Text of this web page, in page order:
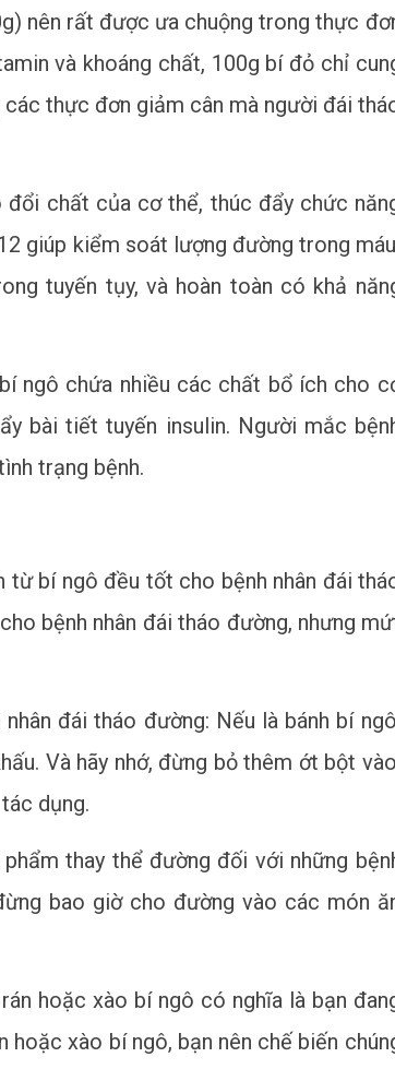
nên rất được ưa chuộng trong thực
và khoáng chất, 100g bí đỏ chỉ
thực đơn giảm cân mà người đái
chất của cơ thể, thúc đẩy chức
giúp kiểm soát lượng đường trong
tuyến tụy, và hoàn toàn có khả
ngô chứa nhiều các chất bổ ích cho
bài tiết tuyến insulin. Người mắc
trạng bệnh.
bí ngô đều tốt cho bệnh nhân đái
bệnh nhân đái tháo đường, nhưng
đái tháo đường: Nếu là bánh bí
Và hãy nhớ, đừng bỏ thêm ớt bột
dụng.
thay thể đường đối với những
bao giờ cho đường vào các món
hoặc xào bí ngô có nghĩa là bạn
hoặc xào bí ngô, bạn nên chế biến